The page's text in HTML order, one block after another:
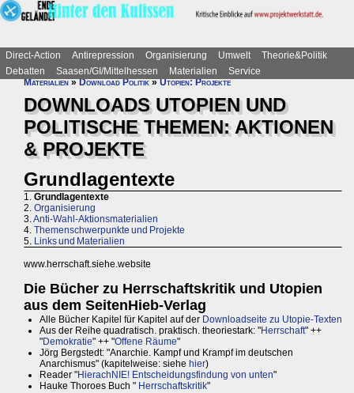
Direct-Action Antirepression Organisierung Umwelt
Theorie&Politik
Debatten
Saasen/GI/Mittelhessen Materialien
Service
Materialien»Download Politik»Utopien: Projekte
DOWNLOADS UTOPIEN UND
POLITISCHE THEMEN: AKTIONEN
& PROJEKTE
Grundlagentexte
1. Grundlagentexte
2. Organisierung
3.Anti-Wahl-Aktionsmaterialien
4. Themenschwerpunkte und Projekte
5. Links und Materialien
www.herrschaft.siehe.website
Die Bücher zu Herrschaftskritik und Utopien
aus dem SeitenHieb-Verlag
Alle Bücher Kapitel für Kapitel auf der Downloadseite zu Utopie-Texten
Aus der Reihe quadratisch. praktisch. theoriestark: "Herrschaft" ++
"Demokratie" ++ "Offene Räume"
Jörg Bergstedt: "Anarchie. Kampf und Krampf im deutschen
Anarchismus" (kapitelweise: siehe hier)
Reader "HierachNIE! Entscheidungsfindung von unten"
Hauke Thoroes Buch " Herrschaftskritik"